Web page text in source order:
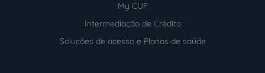
My CUF
Intermediação de Crédito
Soluções de acesso e Planos de saúde